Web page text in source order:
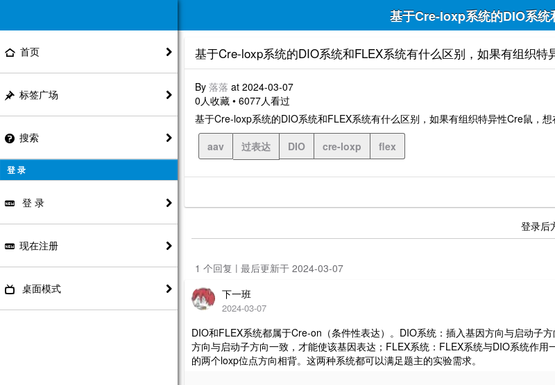
基于Cre-loxp系统的DIO系统
基于Cre-loxp系统的DIO系统和FLEX系统有什么区别，如果有组织
By 落落 at 2024-03-07
0人收藏 • 6077人看过
基于Cre-loxp系统的DIO系统和FLEX系统有什么区别，如果有组织特异性Cre鼠，
aav
过表达 DIO cre-loxp flex
登录后
1 个回复 | 最后更新于 2024-03-07
下一班
2024-03-07
DIO和FLEX系统都属于Cre-on（条件性表达）。DIO系统：插入基因方向与启动子
方向与启动子方向一致，才能使该基因表达；FLEX系统：FLEX系统与DIO系统作
的两个loxp位点方向相背。这两种系统都可以满足题主的实验需求。
首页
标签广场
搜索
登 录
登 录
现在注册
桌面模式